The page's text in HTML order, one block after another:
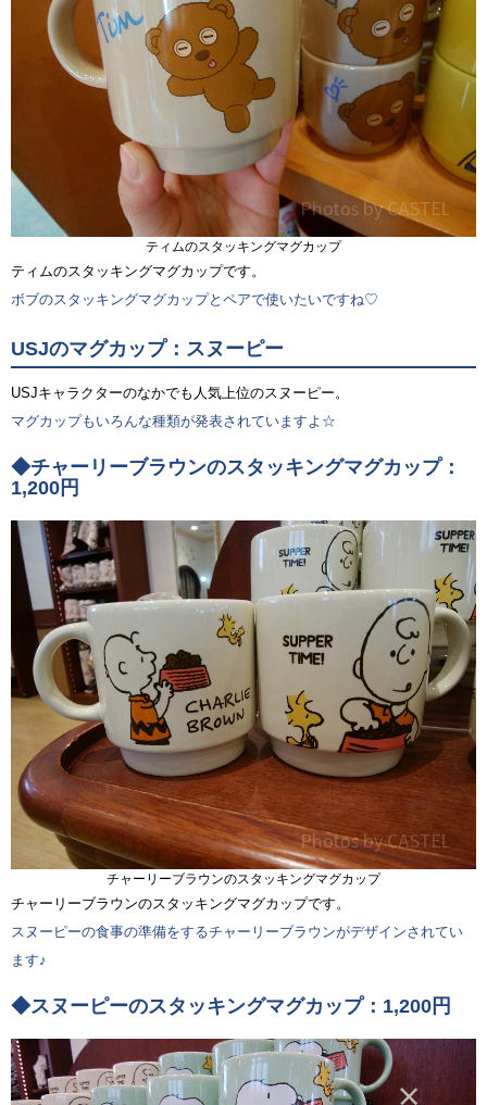
ティムのスタッキングマグカップ
ティムのスタッキングマグカップです。
ボブのスタッキングマグカップとペアで使いたいですね♡
USJのマグカップ：スヌーピー
USJキャラクターのなかでも人気上位のスヌーピー。
マグカップもいろんな種類が発表されていますよ☆
◆チャーリーブラウンのスタッキングマグカップ：
1,200円
チャーリーブラウンのスタッキングマグカップ
チャーリーブラウンのスタッキングマグカップです。
スヌーピーの食事の準備をするチャーリーブラウンがデザインされてい
ます♪
◆スヌーピーのスタッキングマグカップ：1,200円